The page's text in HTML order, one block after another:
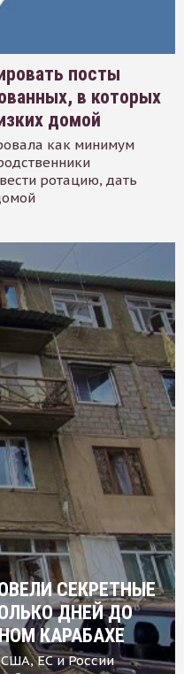
посты
в которых
домой
как минимум
ротацию, дать
СЕКРЕТНЫЕ
ДНЕЙ ДО
КАРАБАХЕ
ЕС и России